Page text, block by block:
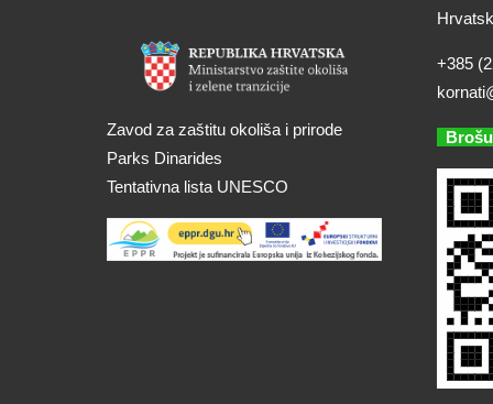
Zavod za zaštitu okoliša i prirode
Parks Dinarides
Tentativna lista UNESCO
+385